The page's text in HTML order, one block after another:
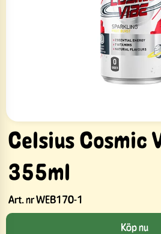
Celsius Cosmic
355ml
Art. nrWEB170-1
Köp nu